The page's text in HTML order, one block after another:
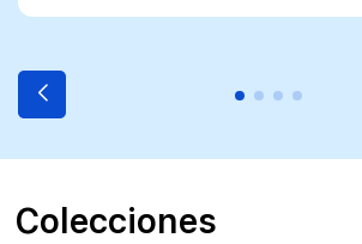
Colecciones